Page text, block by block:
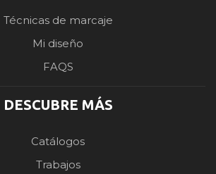
Técnicas de marcaje
Mi diseño
FAQS
DESCUBRE MÁS
Catálogos
Trabajos